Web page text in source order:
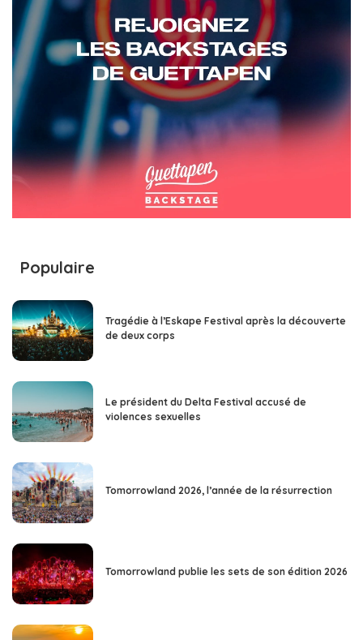
Populaire
Tragédie à l’Eskape Festival après la découverte
de deux corps
Le président du Delta Festival accusé de
violences sexuelles
Tomorrowland 2026, l’année de la résurrection
Tomorrowland publie les sets de son édition 2026